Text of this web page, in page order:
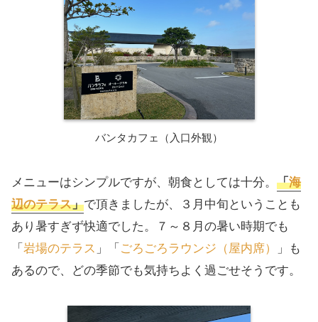
バンタカフェ（入口外観）
メニューはシンプルですが、朝食としては十分。 「海
辺のテラス」で頂きましたが、３月中旬ということも
あり暑すぎず快適でした。７～８月の暑い時期でも
「 岩場のテラス 」「 ごろごろラウンジ（屋内席）
」も
あるので、どの季節でも気持ちよく過ごせそうです。